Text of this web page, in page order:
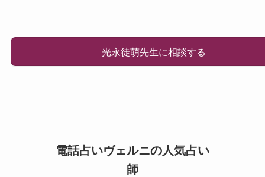
光永徒萌先生に相談する
電話占いヴェルニの人気占い
師